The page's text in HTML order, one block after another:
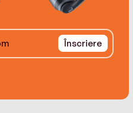
Înscriere